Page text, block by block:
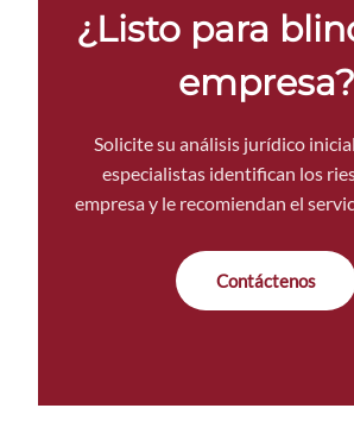
¿Listo para
empresa?
Solicite su análisis jurídico
especialistas identifican los
empresa y le recomiendan el
Contáctenos